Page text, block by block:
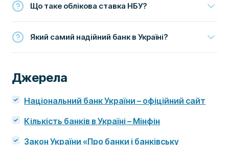
Що таке облікова ставка НБУ?
Який самий надійний банк в Україні?
Джерела
Національний банк України – офіційний сайт
Кількість банків в Україні – Мінфін
Закон України «Про банки і банківську